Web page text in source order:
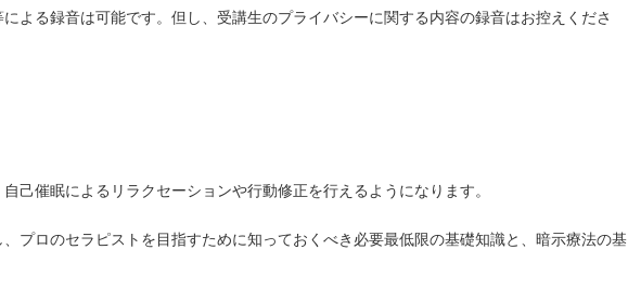
よる録音は可能です。但し、受講生のプライバシーに関する内容の録音はお控えくださ
己催眠によるリラクセーションや行動修正を行えるようになります。
、プロのセラピストを目指すために知っておくべき必要最低限の基礎知識と、暗示療法の基